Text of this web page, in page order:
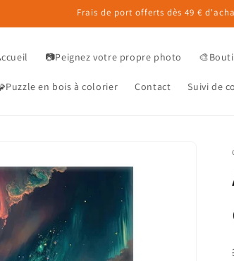
Frais de port offerts dès 49 €
📷Peignez votre propre photo
en bois à colorier Contact Suivi de